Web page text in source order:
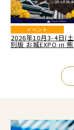
イベント
2026年10月3-4日(
別版 お城EXPO in